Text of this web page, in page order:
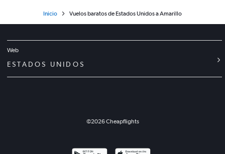
Inicio Vuelos baratos de Estados Unidos a Amarillo
Web
ESTADOS UNIDOS
©2026Cheapflights